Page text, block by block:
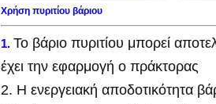
Χρήση πυριτίου βάριου
1. Το βάριο πυριτίου μπορεί
έχει την εφαρμογή ο πράκτορας
2. Η ενεργειακή αποδοτικότητα